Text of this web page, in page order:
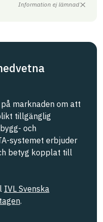
Information ej lämnad
marknaden om att
tillgänglig
och
systemet erbjuder
betyg kopplat till
IVL Svenska
.